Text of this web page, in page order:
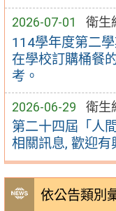
2026-07-01 衛生
114學年度第二
在學校訂購桶餐
考。
2026-06-29 衛生
第二十四屆「人
相關訊息, 歡迎有
依公告類別